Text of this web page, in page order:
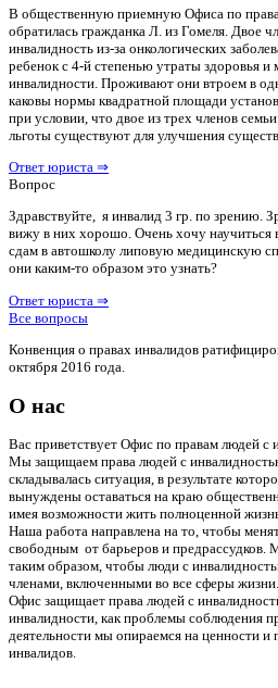
В общественную приемную Офиса по
обратилась гражданка Л. из Гомеля. Двое
инвалидность из-за онкологических
ребенок с 4-й степенью утраты здоровья
инвалидности. Проживают они втроем в
каковы нормы квадратной площади
при условии, что двое из трех членов
льготы существуют для улучшения
Ответ юриста ⇒
Вопрос
Здравствуйте, я инвалид 3 гр. по зрению.
вижу в них хорошо. Очень хочу научиться
сдам в автошколу липовую медицинскую
они каким-то образом это узнать?
Ответ юриста ⇒
Все вопросы
Конвенция о правах инвалидов
октября 2016 года.
О нас
Вас приветствует Офис по правам людей с
Мы защищаем права людей с
складывалась ситуация, в результате
вынуждены оставаться на краю
имея возможности жить полноценной
Наша работа направлена на то, чтобы
свободным от барьеров и предрассудков.
таким образом, чтобы люди с
членами, включенными во все сферы жизни.
Офис защищает права людей с
инвалидности, как проблемы соблюдения
деятельности мы опираемся на ценности
инвалидов.